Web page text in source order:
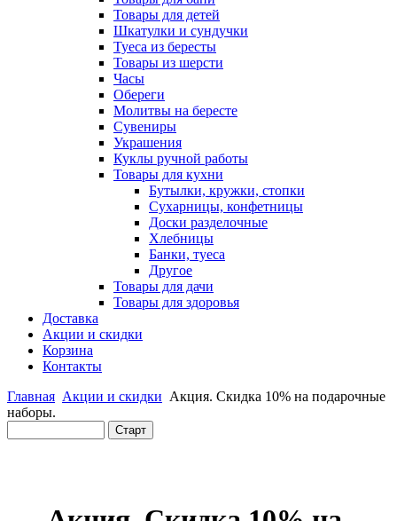
Товары для детей
Шкатулки и сундучки
Туеса из бересты
Товары из шерсти
Часы
Обереги
Молитвы на бересте
Сувениры
Украшения
Куклы ручной работы
Товары для кухни
Бутылки, кружки, стопки
Сухарницы, конфетницы
Доски разделочные
Хлебницы
Банки, туеса
Другое
Товары для дачи
Товары для здоровья
Доставка
Акции и скидки
Корзина
Контакты
Главная Акции и скидки Акция. Скидка 10% на подарочные
наборы.